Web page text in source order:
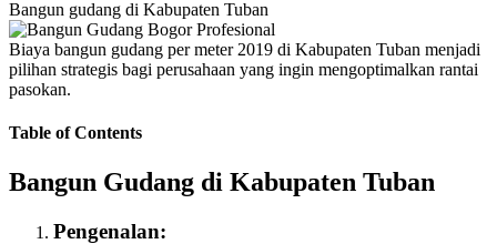
Bangun gudang di Kabupaten Tuban
Biaya bangun gudang per meter 2019 di Kabupaten Tuban menjadi
pilihan strategis bagi perusahaan yang ingin mengoptimalkan rantai
pasokan.
Table of Contents
Bangun Gudang di Kabupaten Tuban
Pengenalan: